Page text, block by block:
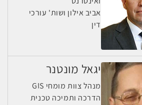
אביב אילון ושות' עורכי
דין
יגאל מונטנר
מנהל צוות מומחי GIS
הדרכה ותמיכה טכנית